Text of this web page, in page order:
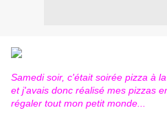
Samedi soir, c'était soirée pizza à
et j'avais donc réalisé mes pizzas
régaler tout mon petit monde...